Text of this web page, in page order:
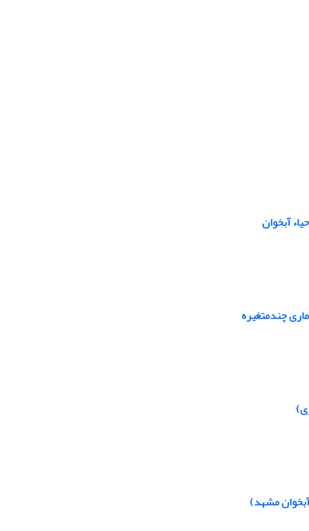
آبخوان
چندمتغیره
مشهد)